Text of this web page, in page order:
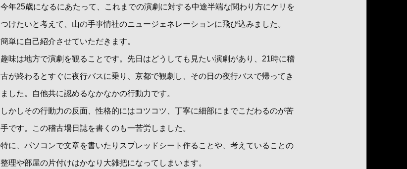
今年25歳になるにあたって、これまでの演劇に対する中途半端な関わり方にケリを
つけたいと考えて、山の手事情社のニュージェネレーションに飛び込みました。
簡単に自己紹介させていただきます。
趣味は地方で演劇を観ることです。先日はどうしても見たい演劇があり、21時に稽
古が終わるとすぐに夜行バスに乗り、京都で観劇し、その日の夜行バスで帰ってき
ました。自他共に認めるなかなかの行動力です。
しかしその行動力の反面、性格的にはコツコツ、丁寧に細部にまでこだわるのが苦
手です。この稽古場日誌を書くのも一苦労しました。
特に、パソコンで文章を書いたりスプレッドシート作ることや、考えていることの
整理や部屋の片付けはかなり大雑把になってしまいます。